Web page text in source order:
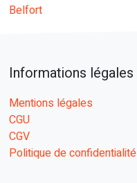
Belfort
Informations légales
Mentions légales
CGU
CGV
Politique de confidentialité